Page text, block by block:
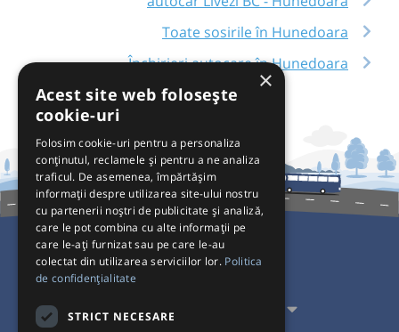
Toate sosirile în Hunedoara
Închirieri autocare în Hunedoara
Pentru Călători
Pentru Transportatori
×
Acest site web folosește
cookie-uri
Folosim cookie-uri pentru a personaliza
conținutul, reclamele și pentru a ne analiza
traficul. De asemenea, împărtășim
informații despre utilizarea site-ului nostru
cu partenerii noștri de publicitate și analiză,
care le pot combina cu alte informații pe
care le-ați furnizat sau pe care le-au
colectat din utilizarea serviciilor lor. Politica
de confidențialitate
STRICT NECESARE